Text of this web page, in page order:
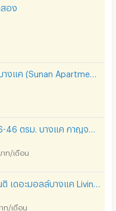
สอง
าท/เดือน
ท/เดือน